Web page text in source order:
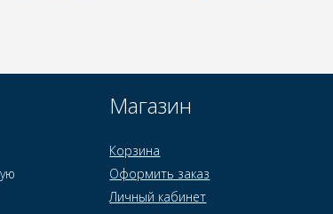
Магазин
Корзина
Оформить заказ
Личный кабинет